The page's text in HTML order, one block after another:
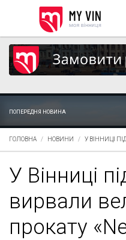
ПОПЕРЕДНЯ НОВИНА
ГОЛОВНА НОВИНИ У ВІННИЦІ
У Вінниці
вирвали
прокату